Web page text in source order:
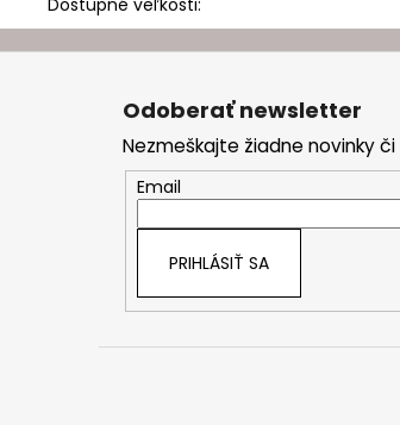
Z
Odoberať newsletter
Nezmeškajte žiadne novinky
Email
PRIHLÁSIŤ SA